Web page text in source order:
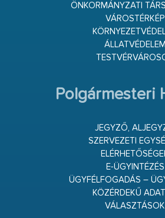
ÖNKORMÁNYZATI
VÁROSTÉRKÉP
ÁLLATVÉDELEM
Polgármesteri
JEGYZŐ,
SZERVEZETI
E-ÜGYINTÉZÉS
ÜGYFÉLFOGADÁS –
KÖZÉRDEKŰ
VÁLASZTÁSOK